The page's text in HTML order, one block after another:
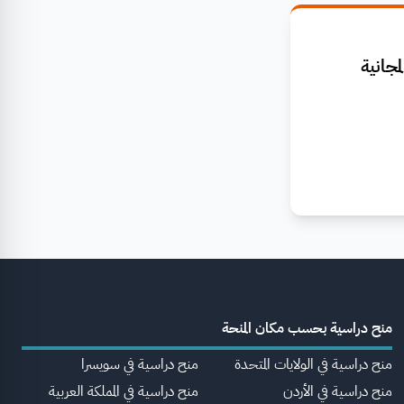
منح دراسية بحسب مكان المنحة
منح دراسية في الولايات المتحدة
منح دراسية في الأردن
منح دراسية في سويسرا
منح دراسية في المملكة العربية